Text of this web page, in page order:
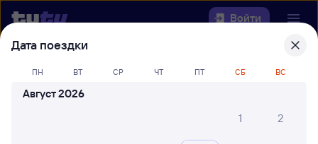
Войти
Выберите день, чтобы найтиж/д
билеты Пильна — Можга
42 млн путешествуют с
Дата поездки
ПН ВТ СР ЧТ ПТ СБ ВС
Август 2026
1
2